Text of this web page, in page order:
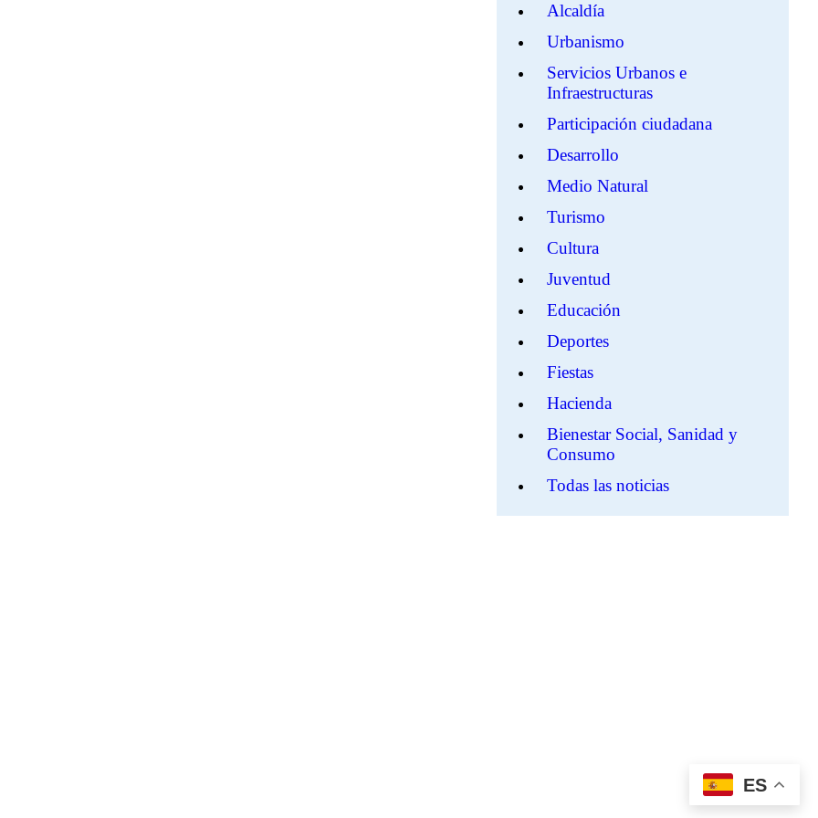
Alcaldía
Urbanismo
Servicios Urbanos e
Infraestructuras
Participación ciudadana
Desarrollo
Medio Natural
Turismo
Cultura
Juventud
Educación
Deportes
Fiestas
Hacienda
Bienestar Social, Sanidad y
Consumo
Todas las noticias
ES